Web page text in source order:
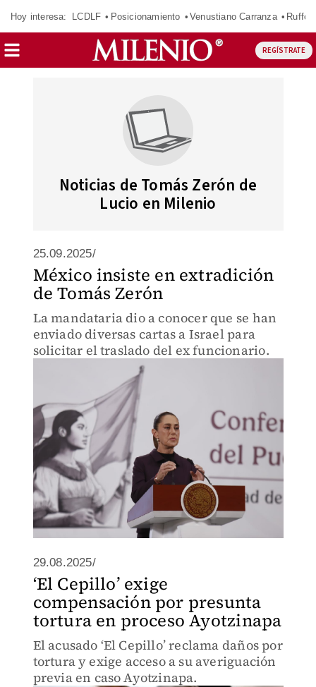
Hoy interesa: LCDLF Posicionamiento Venustiano Carranza Ruffo
REGÍSTRATE
Noticias de Tomás Zerón de
Lucio en Milenio
25.09.2025/
México insiste en extradición
de Tomás Zerón
La mandataria dio a conocer que se han
enviado diversas cartas a Israel para
solicitar el traslado del ex funcionario.
29.08.2025/
‘El Cepillo’ exige
compensación por presunta
tortura en proceso Ayotzinapa
El acusado ‘El Cepillo’ reclama daños por
tortura y exige acceso a su averiguación
previa en caso Ayotzinapa.